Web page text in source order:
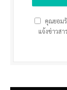
คุณยอมรั
แจ้งข่าวส